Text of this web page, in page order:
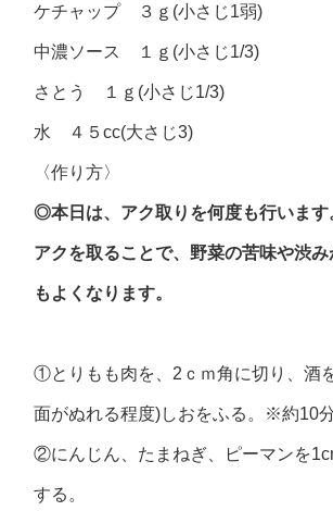
ケチャップ ３ｇ(小さじ1弱)
中濃ソース １ｇ(小さじ1/3)
さとう １ｇ(小さじ1/3)
水 ４５cc(大さじ3)
〈作り方〉
◎本日は、アク取りを何度も行います
アクを取ることで、野菜の苦味や渋み
もよくなります。
①とりもも肉を、2ｃｍ角に切り、酒
面がぬれる程度)しおをふる。※約10
②にんじん、たまねぎ、ピーマンを
する。